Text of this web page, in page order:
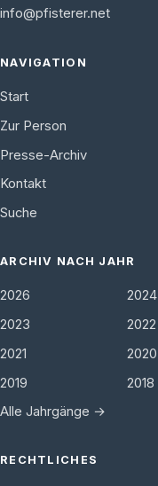
info@pfisterer.net
NAVIGATION
Start
Zur Person
Presse-Archiv
Kontakt
Suche
ARCHIV NACH JAHR
2026
2024
2023
2022
2021
2020
2019
2018
Alle Jahrgänge →
RECHTLICHES